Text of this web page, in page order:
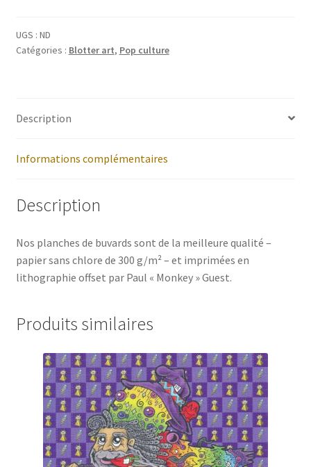
UGS : ND
Catégories : Blotter art, Pop culture
Description
Informations complémentaires
Description
Nos planches de buvards sont de la meilleure qualité –
papier sans chlore de 300 g/m² – et imprimées en
lithographie offset par Paul « Monkey » Guest.
Produits similaires